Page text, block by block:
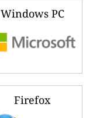
Windows PC
Firefox